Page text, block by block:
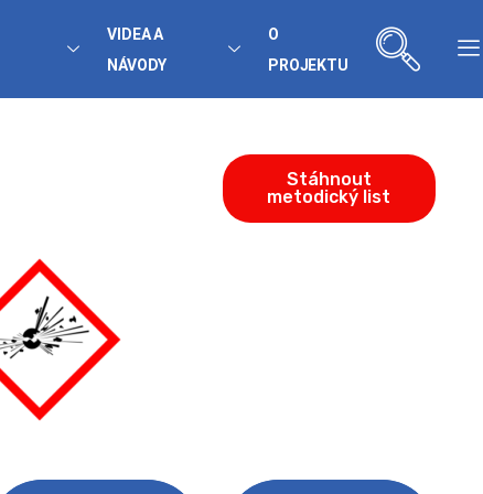
VIDEA A
NÁVODY
O
PROJEKTU
Stáhnout
metodický list